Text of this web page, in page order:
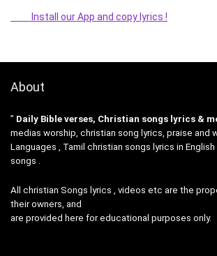
Install our App and copy lyrics !
About
” Daily Bible verses, Christian songs lyrics &
medias worship, christian song lyrics, praise and
Languages , Tamil christian songs lyrics in English
songs .
All christian Songs lyrics , videos etc are the
their owners, and
are provided here for educational purposes only.